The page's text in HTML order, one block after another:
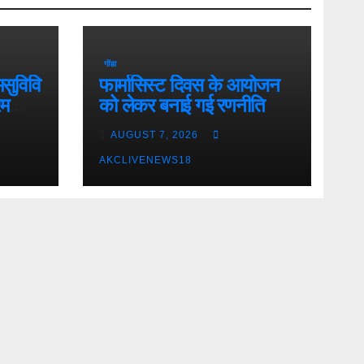
गोंडा
फार्मासिस्ट दिवस के आयोजन
को लेकर बनाई गई रणनीति
AUGUST 7, 2026
AKCLIVENEWS18